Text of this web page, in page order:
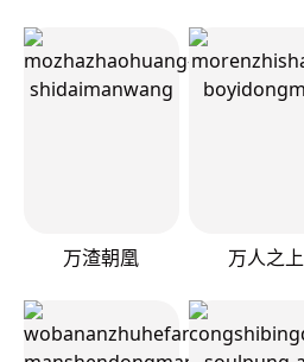
万渣朝凰 万人之上